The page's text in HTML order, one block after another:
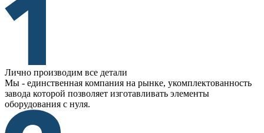
Лично производим все детали
Мы - единственная компания на рынке, укомплектованность
завода которой позволяет изготавливать элементы
оборудования с нуля.